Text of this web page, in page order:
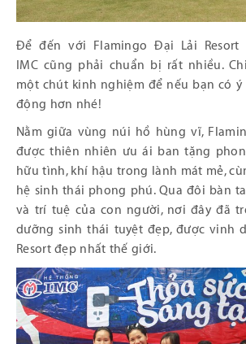
Để đến với Flamingo Đại Lải Resort
IMC cũng phải chuẩn bị rất nhiều.
một chút kinh nghiệm để nếu bạn có
động hơn nhé!
Nằm giữa vùng núi hồ hùng vĩ,
được thiên nhiên ưu ái ban tặng
hữu tình, khí hậu trong lành mát mẻ,
hệ sinh thái phong phú. Qua đôi bàn
và trí tuệ của con người, nơi đây đã
dưỡng sinh thái tuyệt đẹp, được vinh
Resort đẹp nhất thế giới.